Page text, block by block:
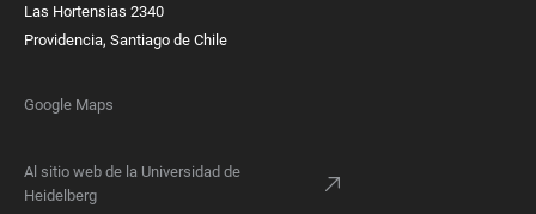
Las Hortensias 2340
Providencia, Santiago de Chile
Google Maps
Al sitio web de la Universidad de
Heidelberg